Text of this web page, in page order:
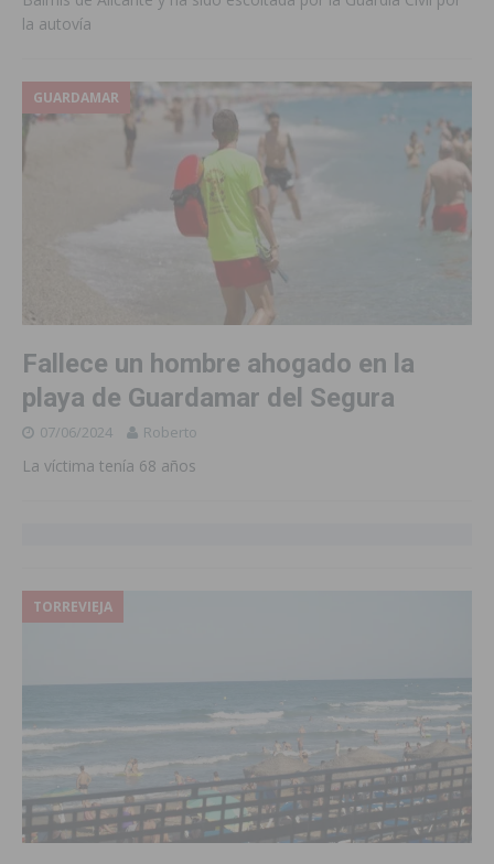
la autovía
GUARDAMAR
Fallece un hombre ahogado en la
playa de Guardamar del Segura
07/06/2024 Roberto
La víctima tenía 68 años
TORREVIEJA